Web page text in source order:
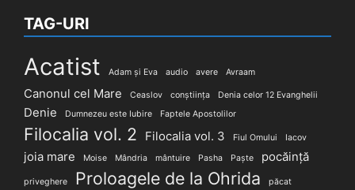
TAG-URI
Acatist Adam și Eva audio avere Avraam
Canonul cel Mare Ceaslov conștiința Denia celor 12 Evanghelii
Denie Dumnezeu este Iubire Faptele Apostolilor
Filocalia vol. 2 Filocalia vol. 3 Fiul Omului Iacov
joia mare Moise Mândria mântuire Pasha Paște pocăință
priveghere Proloagele de la Ohrida păcat